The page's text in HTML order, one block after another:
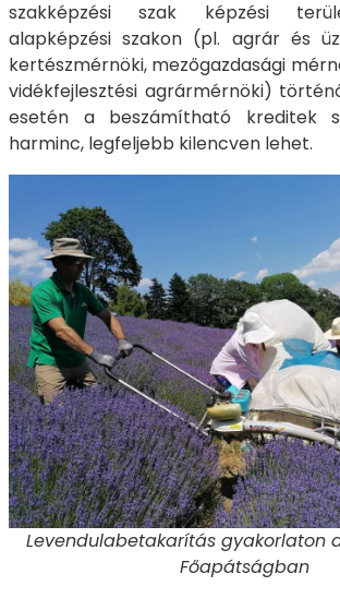
szakképzési szak képzési
alapképzési szakon (pl. agrár és
kertészmérnöki, mezőgazdasági
vidékfejlesztési agrármérnöki)
esetén a beszámítható kreditek
harminc, legfeljebb kilencven lehet.
Levendulabetakarítás gyakorlaton
Főapátságban